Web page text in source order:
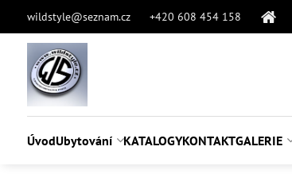
wildstyle@seznam.cz +420 608 454 158
ÚvodUbytování KATALOGYKONTAKTGALERIE